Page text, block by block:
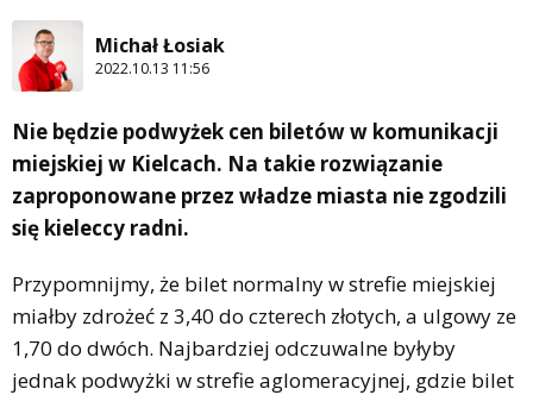
Michał Łosiak
2022.10.13 11:56
Nie będzie podwyżek cen biletów w komunikacji
miejskiej w Kielcach. Na takie rozwiązanie
zaproponowane przez władze miasta nie zgodzili
się kieleccy radni.
Przypomnijmy, że bilet normalny w strefie miejskiej
miałby zdrożeć z 3,40 do czterech złotych, a ulgowy ze
1,70 do dwóch. Najbardziej odczuwalne byłyby
jednak podwyżki w strefie aglomeracyjnej, gdzie bilet